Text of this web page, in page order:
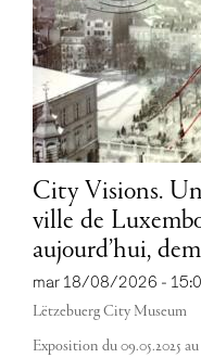
City Visions.
ville de
aujourd’hui,
mar 18/08/2026 -
Lëtzebuerg City Museum
Exposition du 09.05.2025 au